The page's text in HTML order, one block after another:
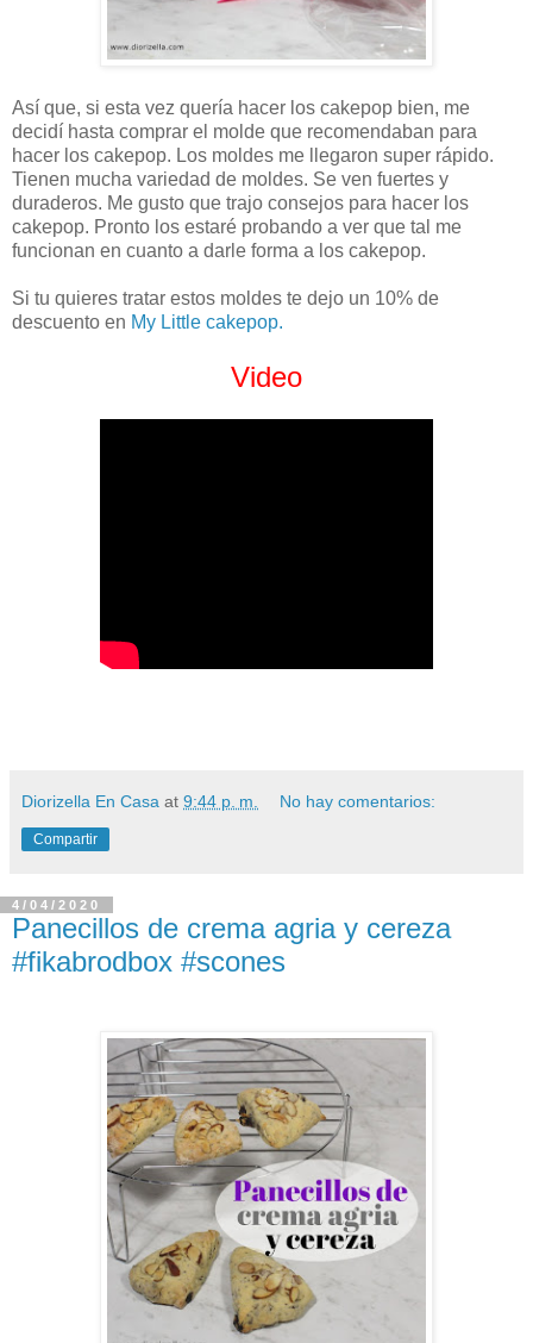
Así que, si esta vez quería hacer los cakepop bien, me
decidí hasta comprar el molde que recomendaban para
hacer los cakepop. Los moldes me llegaron super rápido.
Tienen mucha variedad de moldes. Se ven fuertes y
duraderos. Me gusto que trajo consejos para hacer los
cakepop. Pronto los estaré probando a ver que tal me
funcionan en cuanto a darle forma a los cakepop.
Si tu quieres tratar estos moldes te dejo un 10% de
descuento en My Little cakepop.
Video
Diorizella En Casa at 9:44 p. m. No hay comentarios:
Compartir
4/04/2020
Panecillos de crema agria y cereza
#fikabrodbox #scones